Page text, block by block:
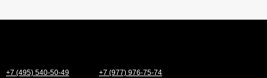
+7 (495) 540-50-49 +7 (977) 976-75-74